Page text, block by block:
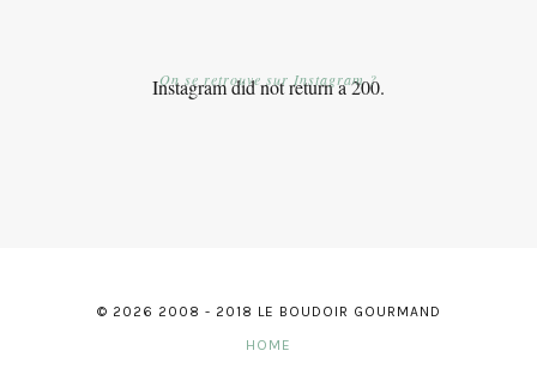
Instagram did not return a 200.
On se retrouve sur Instagram ?
© 2026 2008 - 2018 LE BOUDOIR GOURMAND
HOME